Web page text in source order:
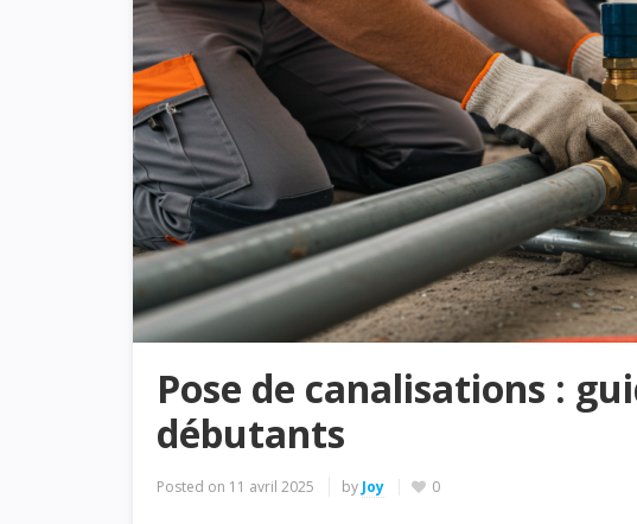
Pose de canalisations :
débutants
Posted on 11 avril 2025 by Joy 0